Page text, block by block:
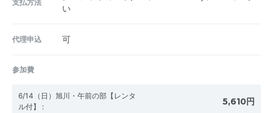
支払方法
い
代理申込 可
参加費
6/14（日）旭川・午前の部【レンタ
ル付】 : 5,610円